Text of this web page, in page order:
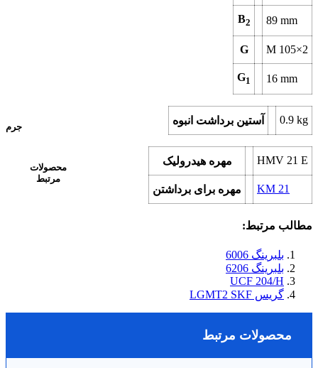
B2 89 mm
G M 105×2
G1 16 mm
جرم
آستین برداشت انبوه 0.9 kg
محصولات
مرتبط
مهره هیدرولیک HMV 21 E
مهره برای برداشتن KM 21
مطالب مرتبط:
بلبرینگ 6006
بلبرینگ 6206
UCF 204/H
گریس LGMT2 SKF
محصولات مرتبط